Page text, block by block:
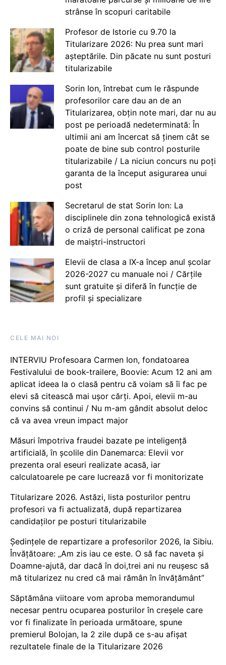
strânse în scopuri caritabile
Profesor de Istorie cu 9.70 la
Titularizare 2026: Nu prea sunt mari
așteptările. Din păcate nu sunt posturi
titularizabile
Sorin Ion, întrebat cum le răspunde
profesorilor care dau an de an
Titularizarea, obțin note mari, dar nu au
post pe perioadă nedeterminată: În
ultimii ani am încercat să ținem cât se
poate de bine sub control posturile
titularizabile / La niciun concurs nu poți
garanta de la început asigurarea unui
post
Secretarul de stat Sorin Ion: La
disciplinele din zona tehnologică există
o criză de personal calificat pe zona
de maiștri-instructori
Elevii de clasa a IX-a încep anul școlar
2026-2027 cu manuale noi / Cărțile
sunt gratuite și diferă în funcție de
profil și specializare
CELE MAI NOI
INTERVIU Profesoara Carmen Ion, fondatoarea
Festivalului de book-trailere, Boovie: Acum 12 ani am
aplicat ideea la o clasă pentru că voiam să îi fac pe
elevi să citească mai ușor cărți. Apoi, elevii m-au
convins să continui / Nu m-am gândit absolut deloc
că va avea vreun impact major
Măsuri împotriva fraudei bazate pe inteligență
artificială, în școlile din Danemarca: Elevii vor
prezenta oral eseuri realizate acasă, iar
calculatoarele pe care lucrează vor fi monitorizate
Titularizare 2026. Astăzi, lista posturilor pentru
profesori va fi actualizată, după repartizarea
candidaților pe posturi titularizabile
Ședințele de repartizare a profesorilor 2026, la Sibiu.
Învățătoare: „Am zis iau ce este. O să fac naveta și
Doamne-ajută, dar dacă în doi,trei ani nu reușesc să
mă titularizez nu cred că mai rămân în învățământ”
Săptămâna viitoare vom aproba memorandumul
necesar pentru ocuparea posturilor în creșele care
vor fi finalizate în perioada următoare, spune
premierul Bolojan, la 2 zile după ce s-au afișat
rezultatele finale de la Titularizare 2026